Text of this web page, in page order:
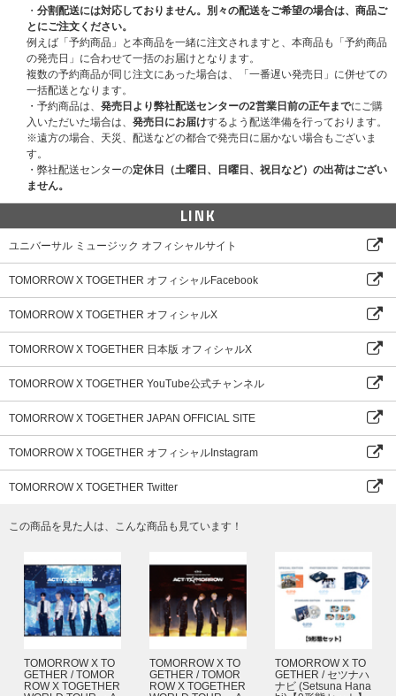
4-4. CUTTING STICKER
Size: 35x44mm ~ 53x57mm, 10枚 1SET
4-5. LETTER SET
[LETTER] Size: 120x170mm, 4枚
[ENVELOPE] Size: 130x90mm, 2点
[SLEEVE] Size: 130x180mm, 1点
※サイズや構成内容は制作元の事情により変更になる場合がございます。あ
らかじめご了承ください。
※素材の特徴上、クラックや変色、色移りなどが発生する可能性がありま
す。
ⓟ&ⓒ 2023 BIGHIT MUSIC & HYBE. ALL RIGHTS RESERVED.
MADE IN KOREA.
・ 分割配送には対応しておりません。別々の配送をご希望の場合は、商品ご
とにご注文ください。
例えば「予約商品」と本商品を一緒に注文されますと、本商品も「予約商品
の発売日」に合わせて一括のお届けとなります。
複数の予約商品が同じ注文にあった場合は、「一番遅い発売日」に併せての
一括配送となります。
・予約商品は、 発売日より弊社配送センターの2営業日前の正午までにご購
入いただいた場合は、 発売日にお届けするよう配送準備を行っております。
※遠方の場合、天災、配送などの都合で発売日に届かない場合もございま
す。
・弊社配送センターの定休日（土曜日、日曜日、祝日など）の出荷はござい
ません。
LINK
ユニバーサル ミュージック オフィシャルサイト
TOMORROW X TOGETHER オフィシャルFacebook
TOMORROW X TOGETHER オフィシャルX
TOMORROW X TOGETHER 日本版 オフィシャルX
TOMORROW X TOGETHER YouTube公式チャンネル
TOMORROW X TOGETHER JAPAN OFFICIAL SITE
TOMORROW X TOGETHER オフィシャルInstagram
TOMORROW X TOGETHER Twitter
この商品を見た人は、こんな商品も見ています！
TOMORROW X TO
GETHER / TOMOR
ROW X TOGETHER
TOMORROW X TO
GETHER / TOMOR
ROW X TOGETHER
TOMORROW X TO
GETHER / セツナハ
ナビ (Setsuna Hana